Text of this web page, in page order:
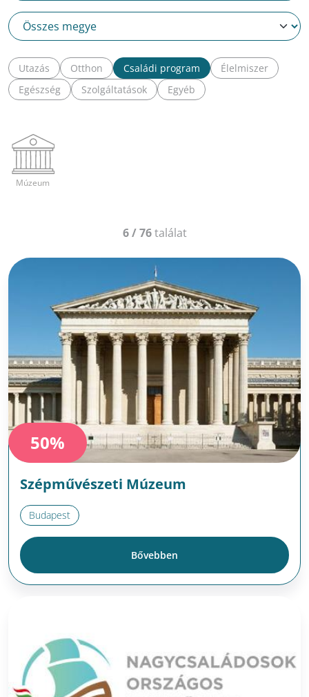
Utazás Otthon Családi program
Élelmiszer
Egészség
Szolgáltatások Egyéb
Múzeum
6/76 találat
50%
Szépművészeti Múzeum
Budapest
Bővebben